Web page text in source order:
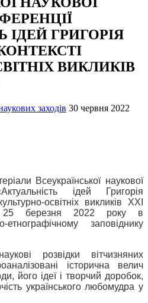
ІДЕЙ ГРИГОРІЯ
ВИКЛИКІВ
заходів 30 червня 2022
Всеукраїнської наукової
ідей Григорія
освітніх викликів ХХІ
25 березня 2022 року в
етнографічному заповіднику
розвідки вітчизняних
історична велич
його ідеї і творчий доробок,
українського любомудра у